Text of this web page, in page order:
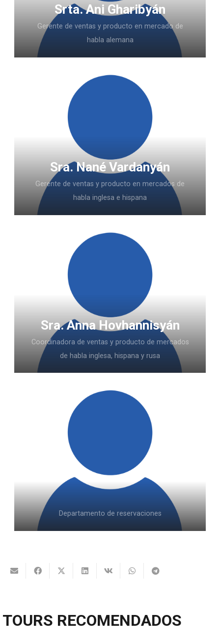
Srta. Ani Gharibyán
Gerente de ventas y producto en mercado de
habla alemana
Sra. Nané Vardanyán
Gerente de ventas y producto en mercados de
habla inglesa e hispana
Sra. Anna Hovhannisyán
Coordinadora de ventas y producto de mercados
de habla inglesa, hispana y rusa
Departamento de reservaciones
TOURS RECOMENDADOS